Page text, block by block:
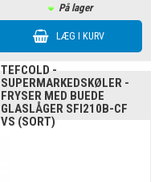
På lager
TEFCOLD -
SUPERMARKEDSKØLER -
FRYSER MED BUEDE
GLASLÅGER SFI210B-CF
VS (SORT)